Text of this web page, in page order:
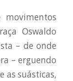
Oswaldo
– de onde
– erguendo
as suásticas,